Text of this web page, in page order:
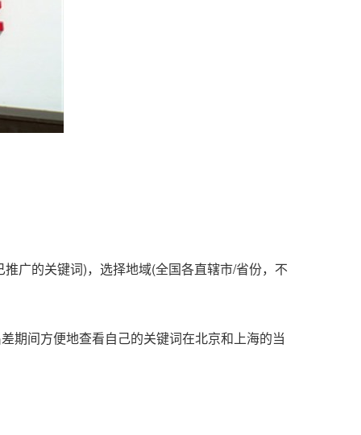
广的关键词)，选择地域(全国各直辖市/省份，不
期间方便地查看自己的关键词在北京和上海的当